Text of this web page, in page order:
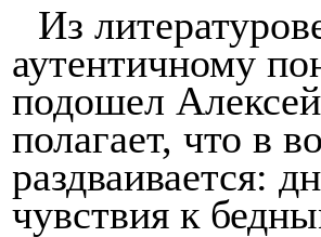
Из
аутентичному
подошел
полагает, что в
раздваивается:
чувствия к